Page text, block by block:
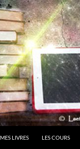
MES LIVRES LES COURS